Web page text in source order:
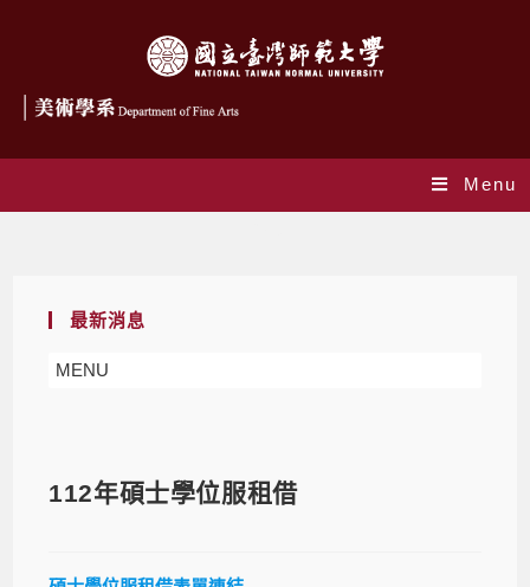
Menu
最新消息
MENU
112年碩士學位服租借